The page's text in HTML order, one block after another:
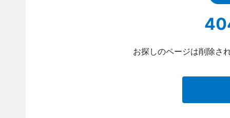
お探しのページは削除さ